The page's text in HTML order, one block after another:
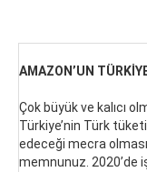
AMAZON’UN
Çok büyük ve kalıcı
Türkiye’nin Türk
edeceği mecra
memnunuz. 2020’de